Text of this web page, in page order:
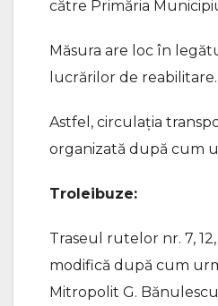
către Primăria
Măsura are loc în
lucrărilor de reabilitare.
Astfel, circulația
organizată după cum
Troleibuze:
Traseul rutelor nr. 7, 12,
modifică după cum
Mitropolit G.